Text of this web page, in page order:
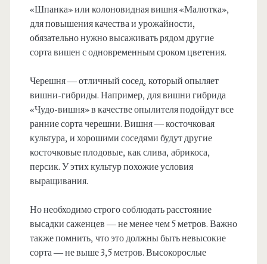
«Шпанка» или колоновидная вишня «Малютка»,
для повышения качества и урожайности,
обязательно нужно высаживать рядом другие
сорта вишен с одновременным сроком цветения.
Черешня — отличный сосед, который опыляет
вишни-гибриды. Например, для вишни гибрида
«Чудо-вишня» в качестве опылителя подойдут все
ранние сорта черешни. Вишня — косточковая
культура, и хорошими соседями будут другие
косточковые плодовые, как слива, абрикоса,
персик. У этих культур похожие условия
выращивания.
Но необходимо строго соблюдать расстояние
высадки саженцев — не менее чем 5 метров. Важно
также помнить, что это должны быть невысокие
сорта — не выше 3,5 метров. Высокорослые